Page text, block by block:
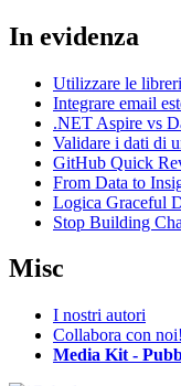
In evidenza
Utilizzare le
Integrare email
.NET Aspire vs
Validare i dati di
GitHub Quick
From Data to
Logica Graceful
Stop Building
Misc
I nostri autori
Collabora con noi!
Media Kit -